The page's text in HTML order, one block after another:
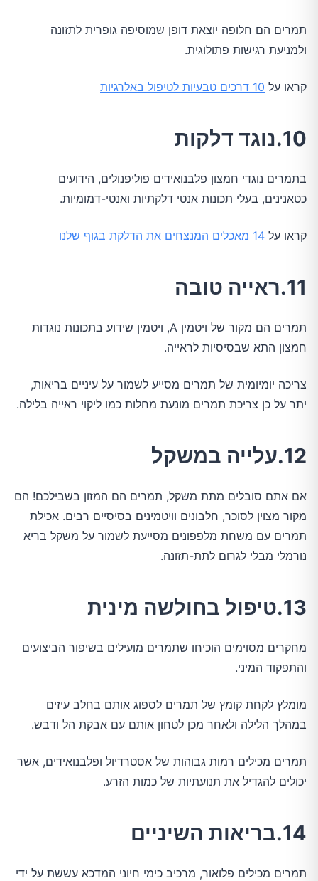
תמרים הם חלופה יוצאת דופן שמוסיפה גופרית לתזונה
ולמניעת רגישות פתולוגית.
קראו על 10 דרכים טבעיות לטיפול באלרגיות
10.נוגד דלקות
בתמרים נוגדי חמצון פלבנואידים פוליפנולים, הידועים
כטאנינים, בעלי תכונות אנטי דלקתיות ואנטי-דמומיות.
קראו על 14 מאכלים המנצחים את הדלקת בגוף שלנו
11.ראייה טובה
תמרים הם מקור של ויטמין A, ויטמין שידוע בתכונות נוגדות
חמצון התא שבסיסיות לראייה.
צריכה יומיומית של תמרים מסייע לשמור על עיניים בריאות,
יתר על כן צריכת תמרים מונעת מחלות כמו ליקוי ראייה בלילה.
12.עלייה במשקל
אם אתם סובלים מתת משקל, תמרים הם המזון בשבילכם! הם
מקור מצוין לסוכר, חלבונים וויטמינים בסיסיים רבים. אכילת
תמרים עם משחת מלפפונים מסייעת לשמור על משקל בריא
נורמלי מבלי לגרום לתת-תזונה.
13.טיפול בחולשה מינית
מחקרים מסוימים הוכיחו שתמרים מועילים בשיפור הביצועים
והתפקוד המיני.
מומלץ לקחת קומץ של תמרים לספוג אותם בחלב עיזים
במהלך הלילה ולאחר מכן לטחון אותם עם אבקת הל ודבש.
תמרים מכילים רמות גבוהות של אסטרדיול ופלבנואידים, אשר
יכולים להגדיל את תנועתיות של כמות הזרע.
14.בריאות השיניים
תמרים מכילים פלואור, מרכיב כימי חיוני המדכא עששת על ידי